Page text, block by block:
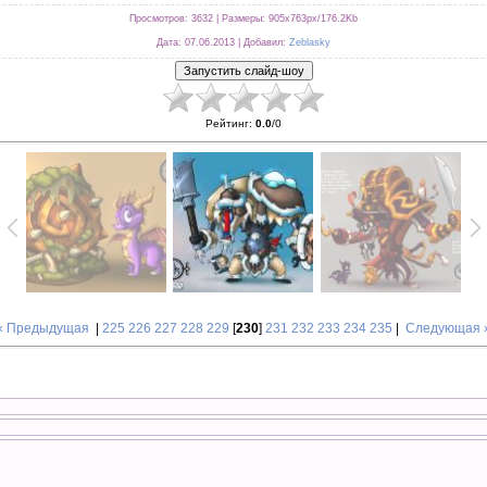
Просмотров: 3632 | Размеры: 905x763px/176.2Kb
Дата: 07.06.2013 | Добавил: Zeblasky
Рейтинг: 0.0/0
Предыдущая 225 226 227 228 229 [230] 231 232 233 234 235 Следующая